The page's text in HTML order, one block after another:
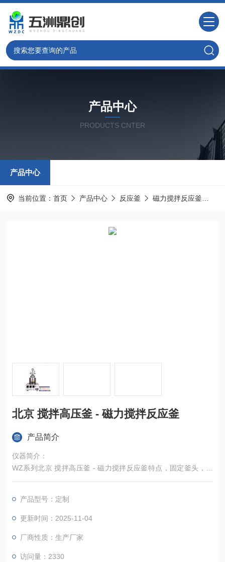
产品中心
PRODUCTS CNTER
产品中心
当前位置： 首页 产品中心 反应釜 磁力搅拌反应釜
北京 搅拌高压釜 - 磁力搅拌反应釜
产品简介
仪器简介：
WZ系列北京 搅拌高压釜 - 磁力搅拌反应釜特点，固定釜头，釜
体及加热炉可选配自动或手动升降，全铝合金或不锈钢机身。搅
编程、数据采集等诸多控制功能。
产品型号：定制
更新时间：2025-11-04
厂商性质：生产厂家
访问量：2330